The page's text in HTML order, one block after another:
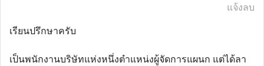
แจ้งลบ
เรียนปรึกษาครับ
เป็นพนักงานบริษัทแห่งหนึ่งตำแหน่งผู้จัดการแผนก แต่ได้ลา